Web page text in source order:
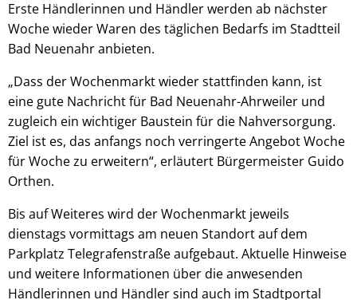
Erste Händlerinnen und Händler werden ab nächster
Woche wieder Waren des täglichen Bedarfs im Stadtteil
Bad Neuenahr anbieten.
„Dass der Wochenmarkt wieder stattfinden kann, ist
eine gute Nachricht für Bad Neuenahr-Ahrweiler und
zugleich ein wichtiger Baustein für die Nahversorgung.
Ziel ist es, das anfangs noch verringerte Angebot Woche
für Woche zu erweitern“, erläutert Bürgermeister Guido
Orthen.
Bis auf Weiteres wird der Wochenmarkt jeweils
dienstags vormittags am neuen Standort auf dem
Parkplatz Telegrafenstraße aufgebaut. Aktuelle Hinweise
und weitere Informationen über die anwesenden
Händlerinnen und Händler sind auch im Stadtportal